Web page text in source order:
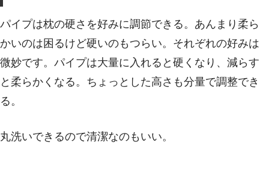
パイプは枕の硬さを好みに調節できる。あんまり柔ら
かいのは困るけど硬いのもつらい。それぞれの好みは
微妙です。パイプは大量に入れると硬くなり、減らす
と柔らかくなる。ちょっとした高さも分量で調整でき
る。
丸洗いできるので清潔なのもいい。